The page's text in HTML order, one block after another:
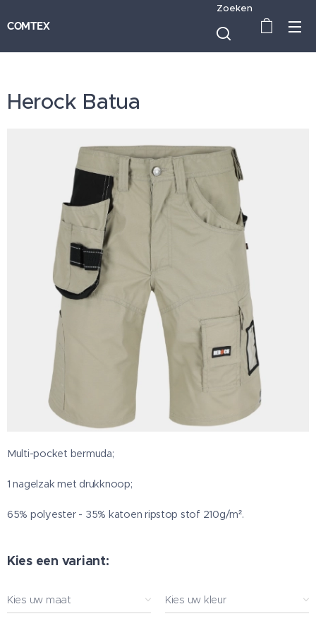
COMTEX
Zoeken
Herock Batua
Multi-pocket bermuda;
1 nagelzak met drukknoop;
65% polyester - 35% katoen ripstop stof 210g/m².
Kies een variant:
Kies uw maat Kies uw kleur